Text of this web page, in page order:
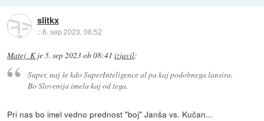
slitkx
::6. sep 2023, 06:52
Matej_Kje5. sep 2023 ob 08:41 izjavil:
Super, naj še kdo SuperInteligence al pa kaj podobnega lansira.
Bo Slovenija imela kaj od tega.
Pri nas bo imel vedno prednost "boj" Janša vs. Kučan...